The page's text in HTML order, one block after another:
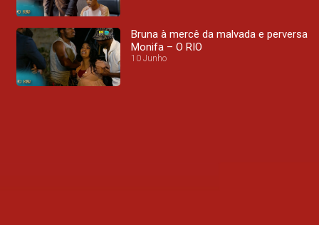
Bruna à mercê da malvada e perversa
Monifa – O RIO
10 Junho